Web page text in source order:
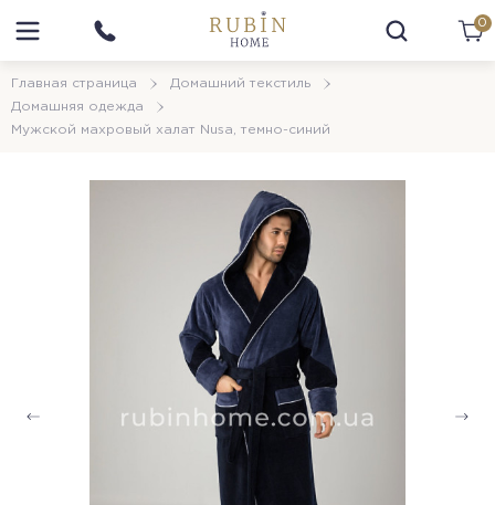
0
Главная страница
Домашний текстиль
Домашняя одежда
Мужской махровый халат Nusa, темно-синий